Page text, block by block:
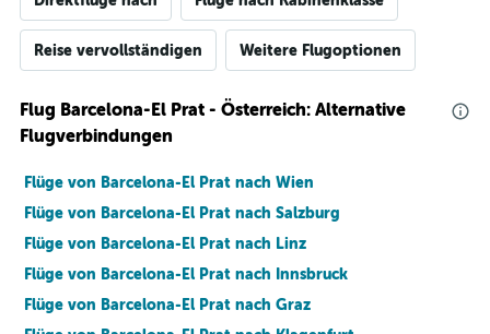
Reise vervollständigen Weitere Flugoptionen
Flug Barcelona-El Prat - Österreich: Alternative
Flugverbindungen
Flüge von Barcelona-El Prat nach Wien
Flüge von Barcelona-El Prat nach Salzburg
Flüge von Barcelona-El Prat nach Linz
Flüge von Barcelona-El Prat nach Innsbruck
Flüge von Barcelona-El Prat nach Graz